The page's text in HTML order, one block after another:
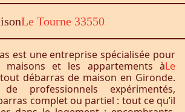
Le Tourne 33550
est une entreprise spécialisée pour
maisons et les appartements àLe
débarras de maison en Gironde.
professionnels expérimentés,
complet ou partiel : tout ce qu’il